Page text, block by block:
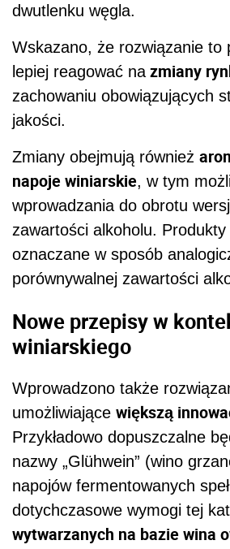
dwutlenku węgla.
Wskazano, że rozwiązanie to
lepiej reagować nazmiany
zachowaniu obowiązujących
jakości.
Zmiany obejmują również
napoje winiarskie, w tym
wprowadzania do obrotu
zawartości alkoholu.
oznaczane w sposób
porównywalnej zawartości
Nowe przepisy w
winiarskiego
Wprowadzono także
umożliwiające większą
Przykładowo dopuszczalne
nazwy „Glühwein” (wino
napojów fermentowanych
dotychczasowe wymogi tej
wytwarzanych na bazie wina